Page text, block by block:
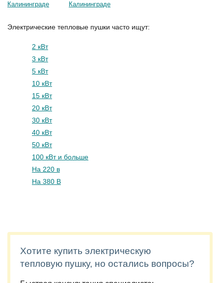
Электрические тепловые пушки часто ищут:
2 кВт
3 кВт
5 кВт
10 кВт
15 кВт
20 кВт
30 кВт
40 кВт
50 кВт
100 кВт и больше
На 220 в
На 380 В
Хотите купить электрическую
тепловую пушку, но остались вопросы?